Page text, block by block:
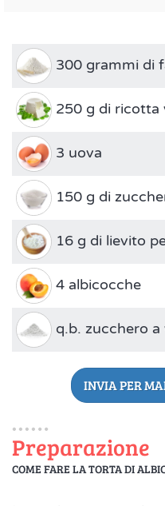
300 grammi di
250 g di ricotta
3 uova
150 g di
16 g di lievito
4 albicocche
q.b. zucchero a
INVIA PER
Preparazione
COME FARE LA TORTA DI